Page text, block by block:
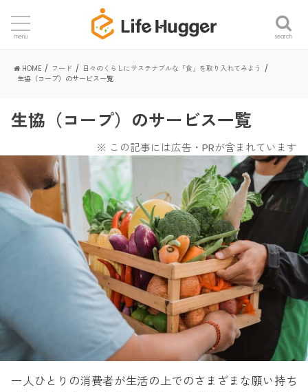
search
menu
HOME フード
日々のくらしにサステナブルな「食」を取り入れてみよう
生協（コープ）のサービス一覧
生協（コープ）のサービス一覧
※ この記事には広告・PRが含まれています
一人ひとりの消費者が生活の上でのさまざまな願い持ち